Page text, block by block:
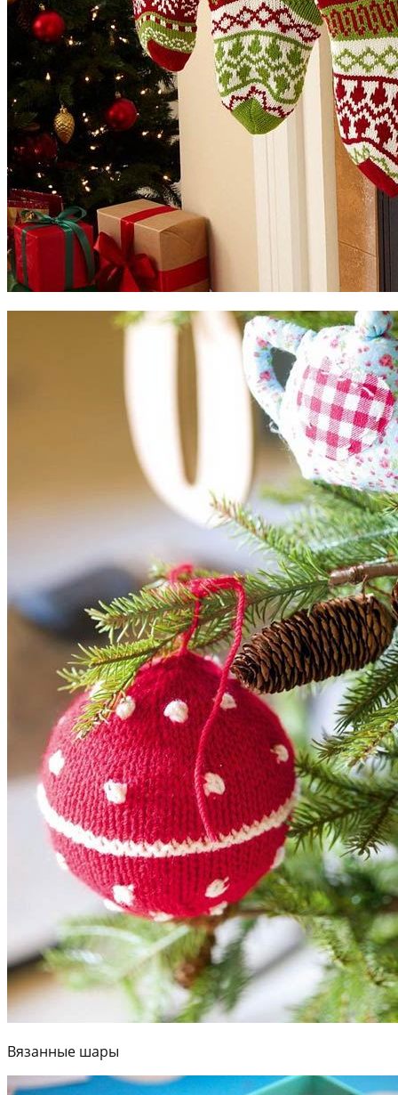
Вязанные шары